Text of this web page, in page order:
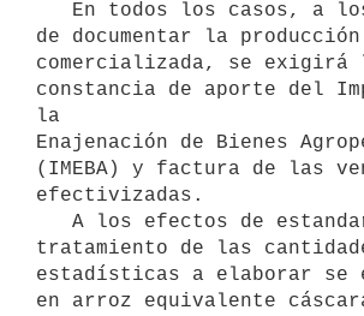
de documentar la producción
comercializada, se exigirá
constancia de aporte del
la
Enajenación de Bienes
(IMEBA) y factura de las
efectivizadas.
tratamiento de las
estadísticas a elaborar se
en arroz equivalente